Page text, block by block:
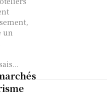
un